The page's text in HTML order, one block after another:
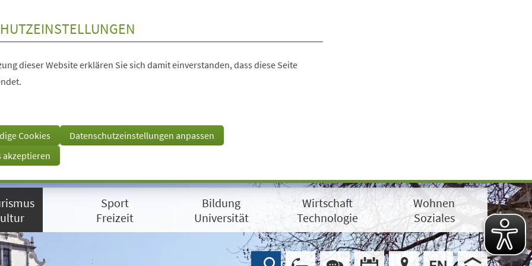
dieser Website erklären Sie sich damit einverstanden, dass diese Seite
Cookies
Datenschutzeinstellungen anpassen
akzeptieren
Sport
Freizeit
Bildung
Universität
Wirtschaft
Technologie
Wohnen
Soziales